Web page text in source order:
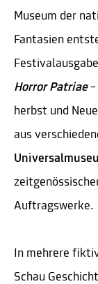
Museum der
Fantasien
Horror Patriae–
herbst und
aus
Auftragswerke.
In mehrere
Schau